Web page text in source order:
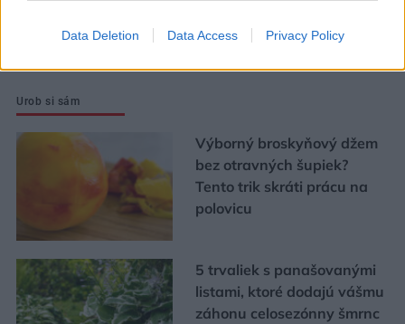
Data Deletion Data Access Privacy Policy
bývania
Urob si sám
Výborný broskyňový džem
bez otravných šupiek?
Tento trik skráti prácu na
polovicu
5 trvaliek s panašovanými
listami, ktoré dodajú vášmu
záhonu celosezónny šmrnc